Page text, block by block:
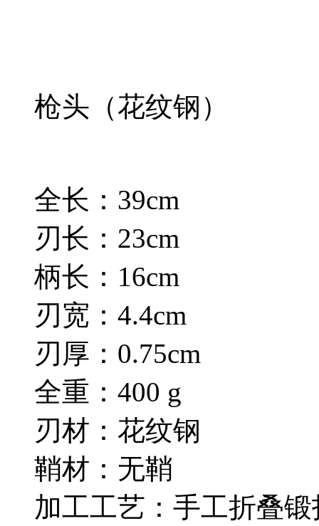
枪头（花纹钢）
全长：39cm
刃长：23cm
柄长：16cm
刃宽：4.4cm
刃厚：0.75cm
全重：400 g
刃材：花纹钢
鞘材：无鞘
加工工艺：手工折叠